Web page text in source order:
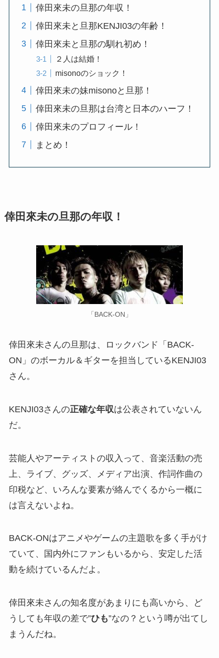
倖田來未の旦那の年収！
倖田來未と旦那KENJI03の年齢！
倖田來未と旦那の馴れ初め！
２人は結婚！
misonoのショック！
倖田來未の妹misonoと旦那！
倖田來未の旦那は台湾と日本のハーフ！
倖田來未のプロフィール！
まとめ！
倖田來未の旦那の年収！
「BACK-ON」
倖田來未さんの旦那は、ロックバンド「BACK-
ON」のボーカル＆ギターを担当しているKENJI03
さん。
KENJI03さんの正確な年収は公表されていないん
だ。
芸能人やアーティストの収入って、音楽活動の売
上、ライブ、グッズ、メディア出演、作詞作曲の
印税など、いろんな要素が絡んでくるから一概に
は言えないよね。
BACK-ONはアニメやゲームの主題歌を多く手がけ
ていて、国内外にファンもいるから、安定した活
動を続けているんだよ。
倖田來未さんの知名度があまりにも高いから、ど
うしても年収の差で”ひも”なの？という噂が出てし
まうんだね。